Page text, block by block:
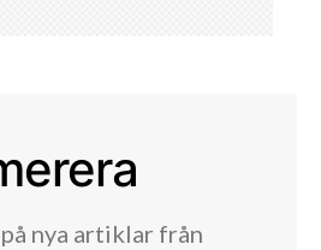
nya artiklar från